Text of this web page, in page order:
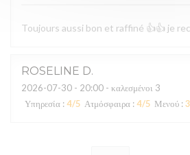
Toujours aussi bon et raffiné 👍👍 je
ROSELINE D
2026-07-30 - 20:00 - καλεσμένοι 3
Υπηρεσία : 4/5 Ατμόσφαιρα : 4/5 Μενού : 3